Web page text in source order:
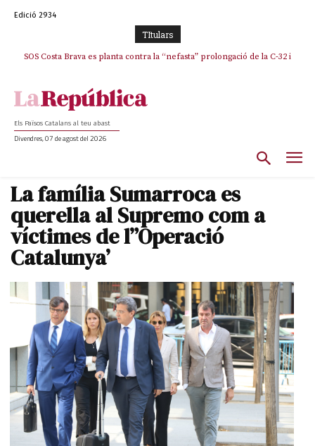
Edició 2934
TItulars
SOS Costa Brava es planta contra la “nefasta” prolongació de la C-32 i
Els Països Catalans al teu abast
Divendres, 07 de agost del 2026
La família Sumarroca es
querella al Supremo com a
víctimes de l”Operació
Catalunya’